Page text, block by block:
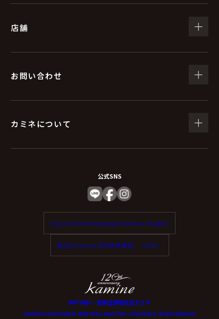
店舗
お問い合わせ
カミネについて
公式SNS
Enjoy tax-free shopping at Kamine. (English)
歡迎在 Kamine 享受免稅購物。（中文）
神戸 時計・宝飾正規販売店カミネ
Authorized Dealer Watches and Fine Jewellery, Kobe Kamine